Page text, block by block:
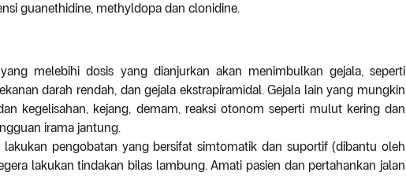
guanethidine, methyldopa dan clonidine.
melebihi dosis yang dianjurkan akan menimbulkan gejala, seperti
darah rendah, dan gejala ekstrapiramidal. Gejala lain yang mungkin
kegelisahan, kejang, demam, reaksi otonom seperti mulut kering dan
irama jantung.
lakukan pengobatan yang bersifat simtomatik dan suportif (dibantu oleh
lakukan tindakan bilas lambung. Amati pasien dan pertahankan jalan